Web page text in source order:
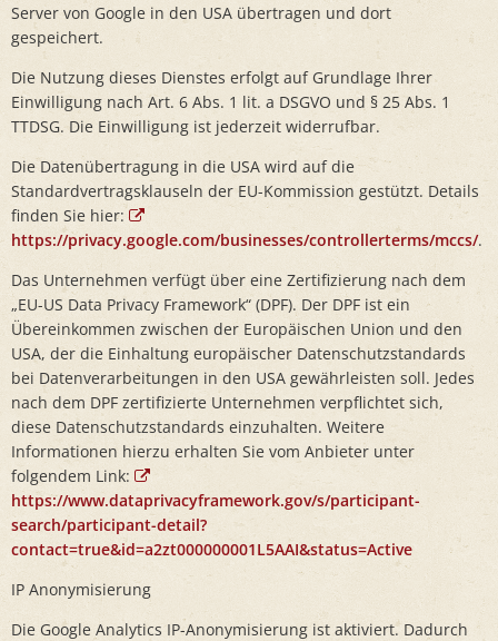
Server von Google in den USA übertragen und dort
gespeichert.
Die Nutzung dieses Dienstes erfolgt auf Grundlage Ihrer
Einwilligung nach Art. 6 Abs. 1 lit. a DSGVO und § 25 Abs. 1
TTDSG. Die Einwilligung ist jederzeit widerrufbar.
Die Datenübertragung in die USA wird auf die
Standardvertragsklauseln der EU-Kommission gestützt. Details
finden Sie hier:
https://privacy.google.com/businesses/controllerterms/mccs/.
Das Unternehmen verfügt über eine Zertifizierung nach dem
„EU-US Data Privacy Framework“ (DPF). Der DPF ist ein
Übereinkommen zwischen der Europäischen Union und den
USA, der die Einhaltung europäischer Datenschutzstandards
bei Datenverarbeitungen in den USA gewährleisten soll. Jedes
nach dem DPF zertifizierte Unternehmen verpflichtet sich,
diese Datenschutzstandards einzuhalten. Weitere
Informationen hierzu erhalten Sie vom Anbieter unter
folgendem Link:
https://www.dataprivacyframework.gov/s/participant-
search/participant-detail?
contact=true&id=a2zt000000001L5AAI&status=Active
IP Anonymisierung
Die Google Analytics IP-Anonymisierung ist aktiviert. Dadurch